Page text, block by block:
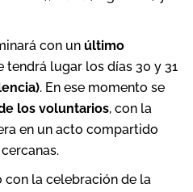
con un último
tendrá lugar los días 30 y 31
. En ese momento se
los voluntarios, con la
en un acto compartido
con la celebración de la